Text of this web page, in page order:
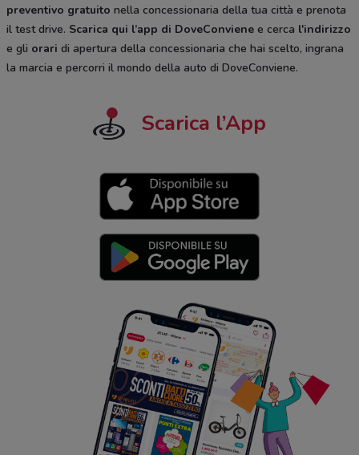
preventivo gratuito nella concessionaria della tua città e prenota
il test drive. Scarica qui l’app di DoveConviene e cerca l'indirizzo
e gli orari di apertura della concessionaria che hai scelto, ingrana
la marcia e percorri il mondo della auto di DoveConviene.
Scarica l’App